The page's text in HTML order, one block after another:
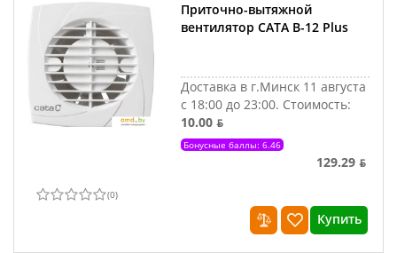
Приточно-вытяжной
вентилятор CATA B-12 Plus
Доставка в г.Минск 11 августа
с 18:00 до 23:00. Стоимость:
10.00 ƃ
Бонусные баллы: 6.46
129.29 ƃ
(0)
Купить